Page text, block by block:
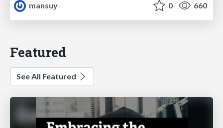
mansuy
0 660
Featured
See All Featured